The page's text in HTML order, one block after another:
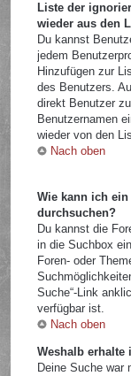
Liste der
wieder aus den
Du kannst
jedem
Hinzufügen zur
des Benutzers.
direkt Benutzer
Benutzernamen
wieder von den
Nach oben
Wie kann ich
durchsuchen?
Du kannst die
in die Suchbox
Foren- oder
Suche“-Link
verfügbar ist.
Nach oben
Weshalb erhalte
Deine Suche war